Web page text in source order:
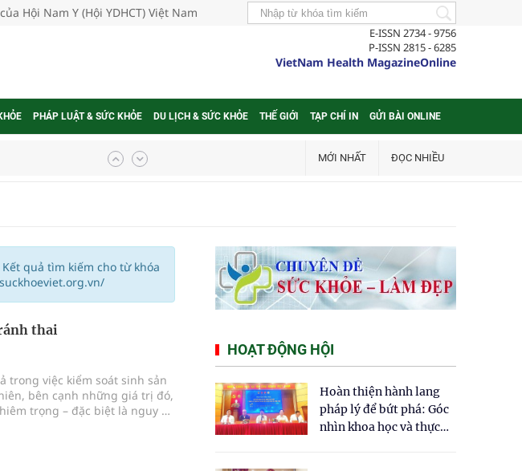
Hội Nam Y (Hội YDHCT) Việt Nam
E-ISSN 2734 - 9756
P-ISSN 2815 - 6285
VietNam Health MagazineOnline
PHÁP LUẬT & SỨC KHỎE DU LỊCH & SỨC KHỎE THẾ GIỚI TẠP CHÍ IN GỬI BÀI ONLINE
Spp.): Tổng
MỚI NHẤT ĐỌC NHIỀU
quả tìm kiếm cho từ khóa
thai
trong việc kiểm soát sinh sản
bên cạnh những giá trị đó,
trọng – đặc biệt là nguy cơ
HOẠT ĐỘNG HỘI
Hoàn thiện hành lang
pháp lý để bứt phá: Góc
nhìn khoa học và thực